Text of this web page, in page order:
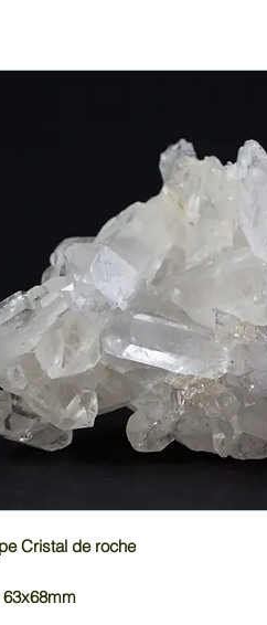
Cristal de roche